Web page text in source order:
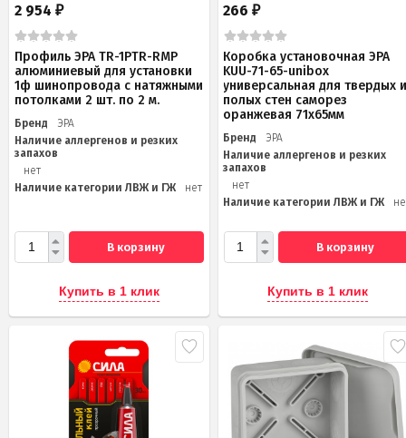
2 954 ₽
Профиль ЭРА TR-1PTR-RMP
алюминиевый для установки
1ф шинопровода с натяжными
потолками 2 шт. по 2 м.
Бренд
ЭРА
Наличие аллергенов и резких
запахов
нет
Наличие категории ЛВЖ и ГЖ
нет
В корзину
Купить в 1 клик
266₽
Коробка установочная ЭРА
KUU-71-65-unibox
универсальная для твердых
полых стен саморез
оранжевая 71х65мм
Бренд
ЭРА
Наличие аллергенов и резких
запахов
нет
Наличие категории ЛВЖ и ГЖ
В корзину
Купить в 1 клик